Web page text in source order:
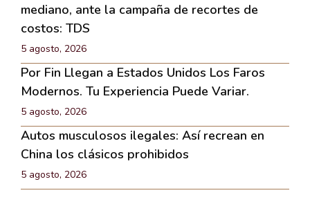
mediano, ante la campaña de recortes de
costos: TDS
5 agosto, 2026
Por Fin Llegan a Estados Unidos Los Faros
Modernos. Tu Experiencia Puede Variar.
5 agosto, 2026
Autos musculosos ilegales: Así recrean en
China los clásicos prohibidos
5 agosto, 2026